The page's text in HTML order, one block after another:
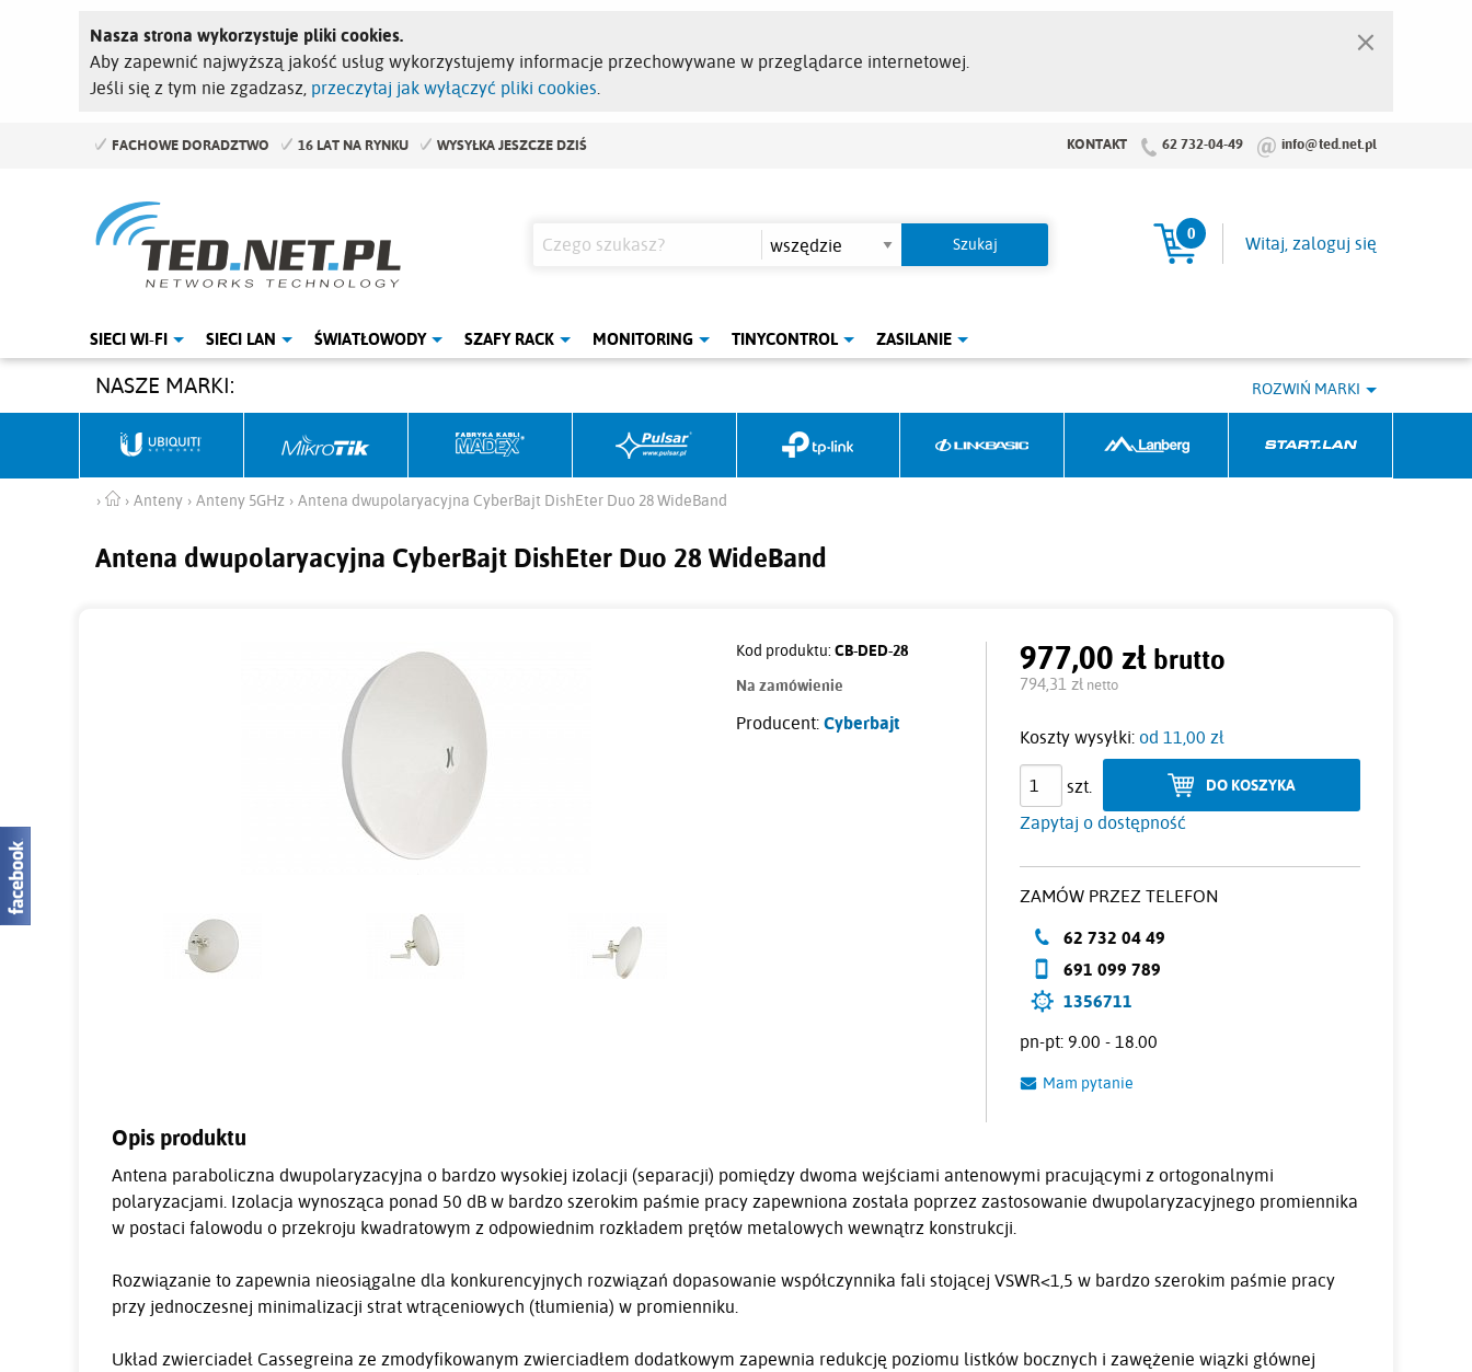
Nasza strona wykorzystuje pliki cookies.
Aby zapewnić najwyższą jakość usług wykorzystujemy informacje przechowywane w przeglądarce internetowej.
Jeśli się z tym nie zgadzasz, przeczytaj jak wyłączyć pliki cookies.
×
FACHOWE DORADZTWO 16 LAT NA RYNKU WYSYŁKA JESZCZE DZIŚ KONTAKT 62 732-04-49 info@ted.net.pl
Koszyk
0 Witaj, zaloguj się
SIECI WI-FI SIECI LAN ŚWIATŁOWODY SZAFY RACK MONITORING TINYCONTROL ZASILANIE
NASZE MARKI: ROZWIŃ MARKI
Anteny Anteny 5GHz Antena dwupolaryacyjna CyberBajt DishEter Duo 28 WideBand
Antena dwupolaryacyjna CyberBajt DishEter Duo 28 WideBand
Kod produktu: CB-DED-28
Na zamówienie
Producent: Cyberbajt
Cena:
977,00 zł brutto
794,31 zł netto
Koszty wysyłki: od 11,00 zł
szt. DO KOSZYKA
Zapytaj o dostępność
ZAMÓW PRZEZ TELEFON
62 732 04 49
691 099 789
1356711
pn-pt: 9.00 - 18.00
Mam pytanie
Opis produktu
Antena paraboliczna dwupolaryzacyjna o bardzo wysokiej izolacji (separacji) pomiędzy dwoma wejściami antenowymi pracującymi z ortogonalnymi
polaryzacjami. Izolacja wynosząca ponad 50 dB w bardzo szerokim paśmie pracy zapewniona została poprzez zastosowanie dwupolaryzacyjnego promiennika
w postaci falowodu o przekroju kwadratowym z odpowiednim rozkładem prętów metalowych wewnątrz konstrukcji.
Rozwiązanie to zapewnia nieosiągalne dla konkurencyjnych rozwiązań dopasowanie współczynnika fali stojącej VSWR<1,5 w bardzo szerokim paśmie pracy
przy jednoczesnej minimalizacji strat wtrąceniowych (tłumienia) w promienniku.
Układ zwierciadeł Cassegreina ze zmodyfikowanym zwierciadłem dodatkowym zapewnia redukcję poziomu listków bocznych i zawężenie wiązki głównej